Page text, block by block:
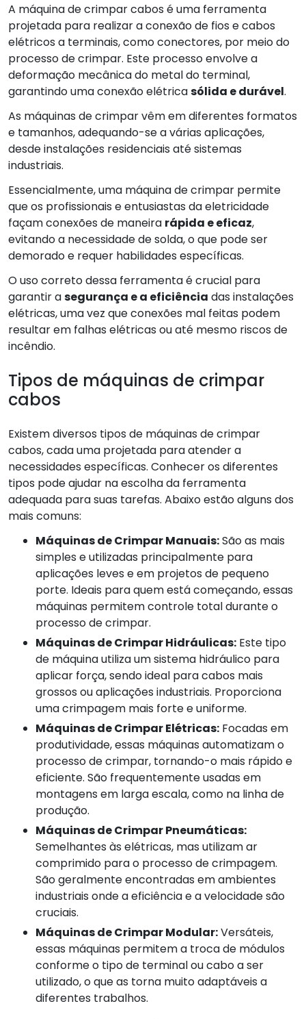
A máquina de crimpar cabos é uma ferramenta
projetada para realizar a conexão de fios e cabos
elétricos a terminais, como conectores, por meio do
processo de crimpar. Este processo envolve a
deformação mecânica do metal do terminal,
garantindo uma conexão elétricasólida e durável.
As máquinas de crimpar vêm em diferentes formatos
e tamanhos, adequando-se a várias aplicações,
desde instalações residenciais até sistemas
industriais.
Essencialmente, uma máquina de crimpar permite
que os profissionais e entusiastas da eletricidade
façam conexões de maneira rápida e eficaz,
evitando a necessidade de solda, o que pode ser
demorado e requer habilidades específicas.
O uso correto dessa ferramenta é crucial para
garantir asegurança e a eficiência das instalações
elétricas, uma vez que conexões mal feitas podem
resultar em falhas elétricas ou até mesmo riscos de
incêndio.
Tipos de máquinas de crimpar
cabos
Existem diversos tipos de máquinas de crimpar
cabos, cada uma projetada para atender a
necessidades específicas. Conhecer os diferentes
tipos pode ajudar na escolha da ferramenta
adequada para suas tarefas. Abaixo estão alguns dos
mais comuns:
Máquinas de Crimpar Manuais:São as mais
simples e utilizadas principalmente para
aplicações leves e em projetos de pequeno
porte. Ideais para quem está começando, essas
máquinas permitem controle total durante o
processo de crimpar.
Máquinas de Crimpar Hidráulicas: Este tipo
de máquina utiliza um sistema hidráulico para
aplicar força, sendo ideal para cabos mais
grossos ou aplicações industriais. Proporciona
uma crimpagem mais forte e uniforme.
Máquinas de Crimpar Elétricas: Focadas em
produtividade, essas máquinas automatizam o
processo de crimpar, tornando-o mais rápido e
eficiente. São frequentemente usadas em
montagens em larga escala, como na linha de
produção.
Máquinas de Crimpar Pneumáticas:
Semelhantes às elétricas, mas utilizam ar
comprimido para o processo de crimpagem.
São geralmente encontradas em ambientes
industriais onde a eficiência e a velocidade são
cruciais.
Máquinas de Crimpar Modular:Versáteis,
essas máquinas permitem a troca de módulos
conforme o tipo de terminal ou cabo a ser
utilizado, o que as torna muito adaptáveis a
diferentes trabalhos.